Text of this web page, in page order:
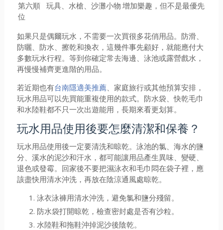
第六順
位
玩具、水槍、沙灘小物 增加樂趣，但不是最優先
如果只是偶爾玩水，不需要一次買很多花俏用品。防滑、
防曬、防水、擦乾和換衣，這幾件事先顧好，就能應付大
多數玩水行程。等到你確定常去海邊、泳池或露營戲水，
再慢慢補齊更進階的用品。
若近期也有台南隱適美推薦、家庭旅行或其他預算安排，
玩水用品可以先買能重複使用的款式。防水袋、快乾毛巾
和水陸鞋都不只一次出遊能用，長期來看更划算。
玩水用品使用後要怎麼清潔和保養？
玩水用品使用後一定要清洗和晾乾。泳池的氯、海水的鹽
分、溪水的泥沙和汗水，都可能讓用品產生異味、變硬、
退色或發霉。回家後不要把濕泳衣和毛巾悶在袋子裡，應
該盡快用清水沖洗，再放在陰涼通風處晾乾。
泳衣泳褲用清水沖洗，避免氯和鹽分殘留。
防水袋打開晾乾，檢查密封處是否有沙粒。
水陸鞋和拖鞋沖掉泥沙後陰乾。